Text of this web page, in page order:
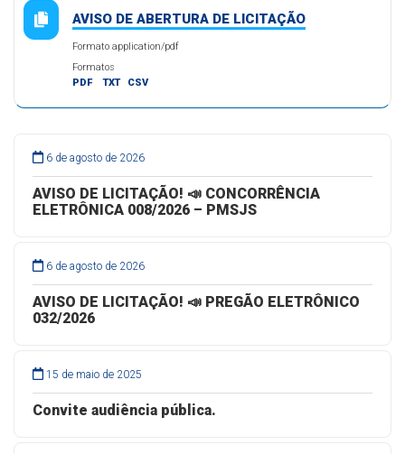
AVISO DE ABERTURA DE LICITAÇÃO
Formato application/pdf
Formatos
PDF
TXT CSV
6 de agosto de 2026
AVISO DE LICITAÇÃO! 📣 CONCORRÊNCIA
ELETRÔNICA 008/2026 – PMSJS
6 de agosto de 2026
AVISO DE LICITAÇÃO! 📣 PREGÃO ELETRÔNICO
032/2026
15 de maio de 2025
Convite audiência pública.